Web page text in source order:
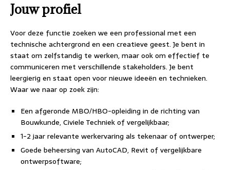
Jouw profiel
Voor deze functie zoeken we een professional met een
technische achtergrond en een creatieve geest. Je bent in
staat om zelfstandig te werken, maar ook om effectief te
communiceren met verschillende stakeholders. Je bent
leergierig en staat open voor nieuwe ideeën en technieken.
Waar we naar op zoek zijn:
Een afgeronde MBO/HBO-opleiding in de richting van
Bouwkunde, Civiele Techniek of vergelijkbaar;
1-2 jaar relevante werkervaring als tekenaar of ontwerper;
Goede beheersing van AutoCAD, Revit of vergelijkbare
ontwerpsoftware;